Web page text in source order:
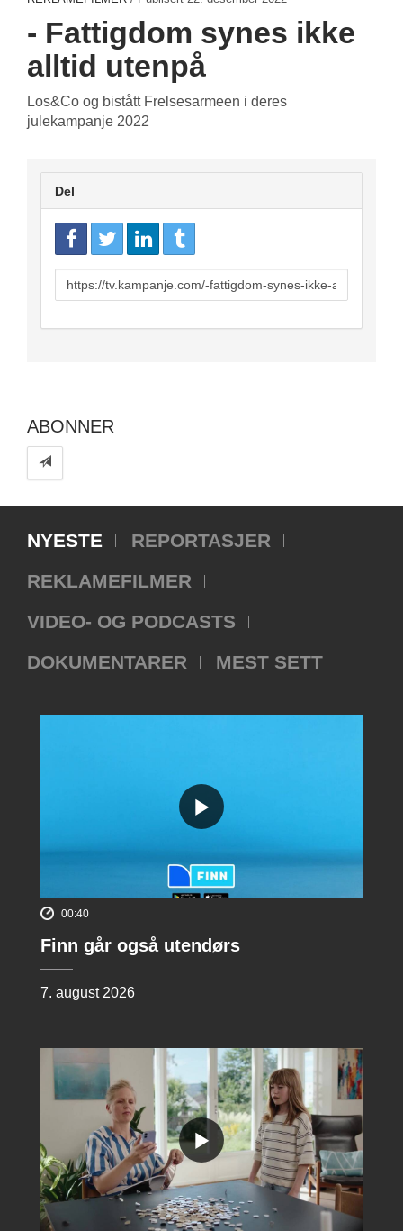
- Fattigdom synes ikke
alltid utenpå
Los&Co og bistått Frelsesarmeen i deres
julekampanje 2022
Del
URL
to
ABONNER
NYESTE
REPORTASJER
REKLAMEFILMER
VIDEO- OG PODCASTS
DOKUMENTARER
MEST SETT
00:40
Finn går også utendørs
7. august 2026